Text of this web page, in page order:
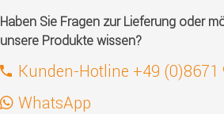
Haben Sie Fragen zur Lieferung oder
unsere Produkte wissen?
Kunden-Hotline +49 (0)8671
WhatsApp